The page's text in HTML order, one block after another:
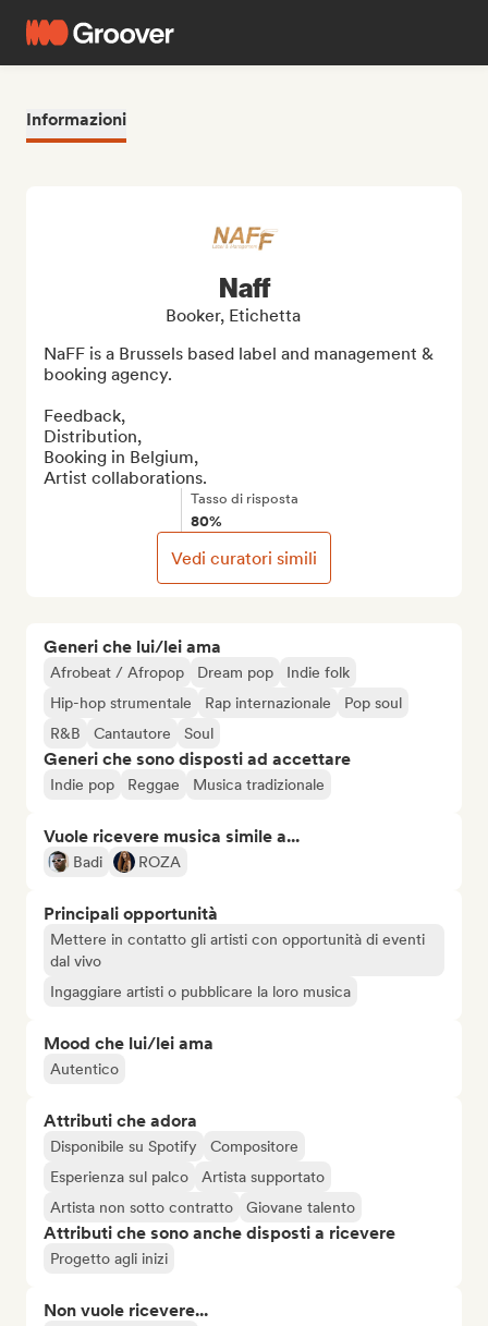
Informazioni
Generi che lui/lei ama
Afrobeat / Afropop Dream pop
Indie folk
Hip-hop strumentale
Rap internazionale
Pop soul
R&B
Cantautore Soul
Generi che sono disposti ad accettare
Indie pop Reggae Musica tradizionale
Vuole ricevere musica simile a...
Badi ROZA
Principali opportunità
Mettere in contatto gli artisti con opportunità di eventi
dal vivo
Ingaggiare artisti o pubblicare la loro musica
Mood che lui/lei ama
Autentico
Attributi che adora
Disponibile su Spotify
Compositore
Esperienza sul palco
Artista supportato
Artista non sotto contratto
Giovane talento
Attributi che sono anche disposti a ricevere
Progetto agli inizi
Non vuole ricevere...
Naff
Booker, Etichetta
NaFF is a Brussels based label and management &
booking agency.
Feedback,
Distribution,
Booking in Belgium,
Artist collaborations.
Tasso di risposta
80%
Vedi curatori simili